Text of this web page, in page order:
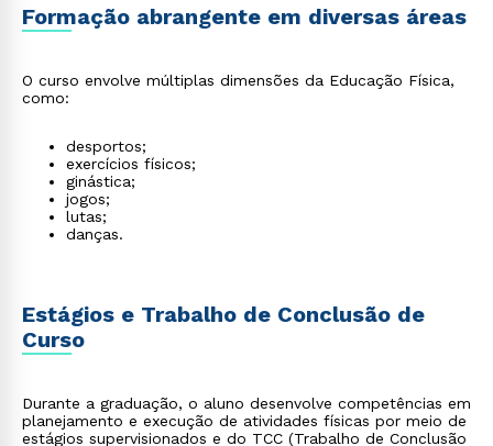
Formação abrangente em diversas áreas
O curso envolve múltiplas dimensões da Educação Física,
como:
desportos;
exercícios físicos;
ginástica;
jogos;
lutas;
danças.
Estágios e Trabalho de Conclusão de
Curso
Durante a graduação, o aluno desenvolve competências em
planejamento e execução de atividades físicas por meio de
estágios supervisionados e do TCC (Trabalho de Conclusão